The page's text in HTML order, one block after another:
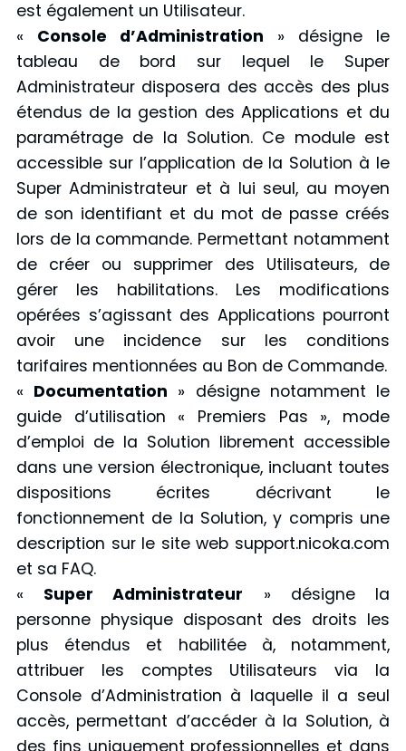
est également un Utilisateur.
« Console d’Administration » désigne le
tableau de bord sur lequel le Super
Administrateur disposera des accès des plus
étendus de la gestion des Applications et du
paramétrage de la Solution. Ce module est
accessible sur l’application de la Solution à le
Super Administrateur et à lui seul, au moyen
de son identifiant et du mot de passe créés
lors de la commande. Permettant notamment
de créer ou supprimer des Utilisateurs, de
gérer les habilitations. Les modifications
opérées s’agissant des Applications pourront
avoir une incidence sur les conditions
tarifaires mentionnées au Bon de Commande.
« Documentation » désigne notamment le
guide d’utilisation « Premiers Pas », mode
d’emploi de la Solution librement accessible
dans une version électronique, incluant toutes
dispositions écrites décrivant le
fonctionnement de la Solution, y compris une
description sur le site web support.nicoka.com
et sa FAQ.
« Super Administrateur » désigne la
personne physique disposant des droits les
plus étendus et habilitée à, notamment,
attribuer les comptes Utilisateurs via la
Console d’Administration à laquelle il a seul
accès, permettant d’accéder à la Solution, à